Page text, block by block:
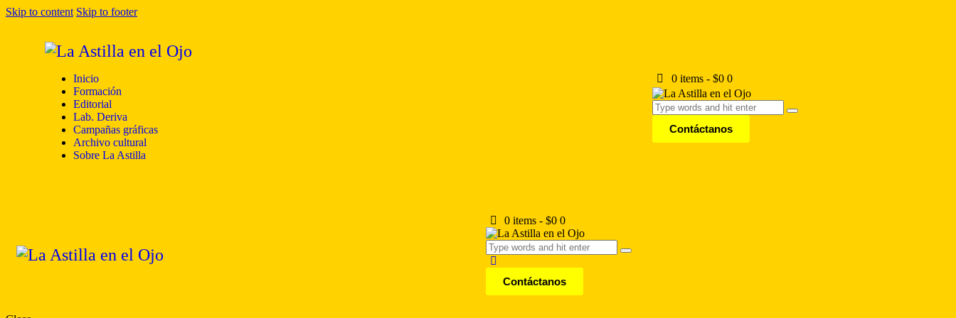
Skip to content Skip to footer
Inicio
Formación
Editorial
Lab. Deriva
Campañas gráficas
Archivo cultural
Sobre La Astilla
0 items- $0 0
Contáctanos
0 items -$0 0
Contáctanos